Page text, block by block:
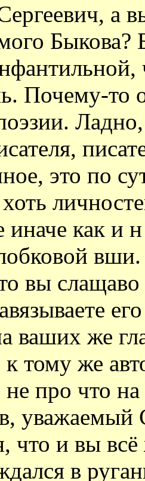
а
Почему-то
это по
иначе как и
вы
ваших же
к тому же
не про что
что и вы
в